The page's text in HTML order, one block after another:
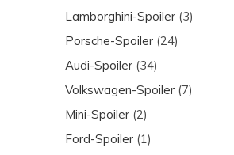
Lamborghini-Spoiler (3)
Porsche-Spoiler (24)
Audi-Spoiler (34)
Volkswagen-Spoiler (7)
Mini-Spoiler (2)
Ford-Spoiler (1)